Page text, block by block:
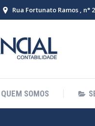
Rua Fortunato Ramos , n°
QUEM SOMOS